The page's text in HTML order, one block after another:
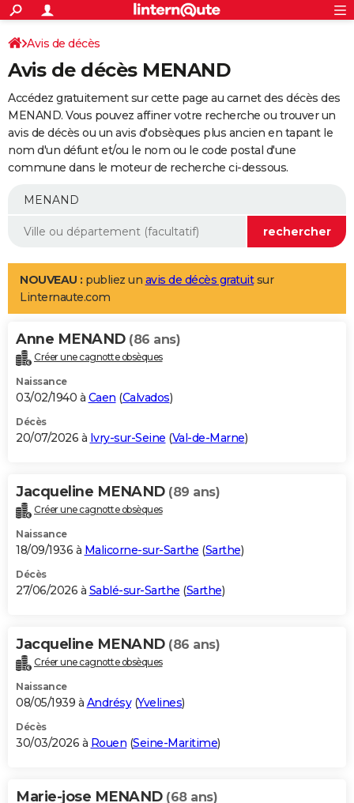
ACTUALITÉS
Politique
Société
Faits Divers
Education
Monde
Villes
+
SPORT
Coupe du monde 2026
Football
Tennis
Cyclisme
Rugby
Forum
Programme TV
TNT
Streaming
Cinéma
Sorties cinéma
Musique
+
FINANCE
Retraite
Epargne
Immobilier
Risques naturels par ville
Banque
Assurance
AUTO
Essais
Réserver un essai
Citadines
Berlines
SUV
Forum auto
+
Mobiles
Meilleur smartphone
Internet
Ordinateurs
Jeux vidéo
Guide high-tech
Aménagement intérieur
LIFESTYLE
Art de vivre
Bien-être
Loisirs
Mode
Modes de vie
Alimentation
Guide de la santé
Maladies
Médicaments
Sommeil
VOYAGE
Destinations
City break
Voyage nature
Voyage de noces
Forum
Climat
+PHOTO
GUIDES D'ACHAT
BONS PLANS
Carte de Noël
Carte Bonne année
Carte Saint-Valentin
Carte Pâques
Carte d'anniversaire
DICTIONNAIRE
Dictionnaire
Biographies
Citations
Expressions
Proverbes
PROGRAMME TV
S'inscrire
Se connecter
Lycées
Collèges
Primaires
Universités
Entreprises
Service militaire
Avis de recherche
AVIS DE DÉCÈS
Bricolage
Lifestyle
Culture
Sport
Auto
Television
Voyage
Cinema
Avis de décès
Avis de décès MENAND
Accédez gratuitement sur cette page au carnet des décès des
MENAND. Vous pouvez affiner votre recherche ou trouver un
avis de décès ou un avis d'obsèques plus ancien en tapant le
nom d'un défunt et/ou le nom ou le code postal d'une
commune dans le moteur de recherche ci-dessous.
NOUVEAU : publiez un avis de décès gratuitsur
Linternaute.com
Anne MENAND (86 ans)
Créer une cagnotte obsèques
Naissance
03/02/1940 à Caen (Calvados)
Décès
20/07/2026 à Ivry-sur-Seine (Val-de-Marne)
Jacqueline MENAND (89 ans)
Créer une cagnotte obsèques
Naissance
18/09/1936 à Malicorne-sur-Sarthe (Sarthe)
Décès
27/06/2026 à Sablé-sur-Sarthe (Sarthe)
Jacqueline MENAND (86 ans)
Créer une cagnotte obsèques
Naissance
08/05/1939 à Andrésy(Yvelines)
Décès
30/03/2026 à Rouen (Seine-Maritime)
Marie-jose MENAND (68 ans)